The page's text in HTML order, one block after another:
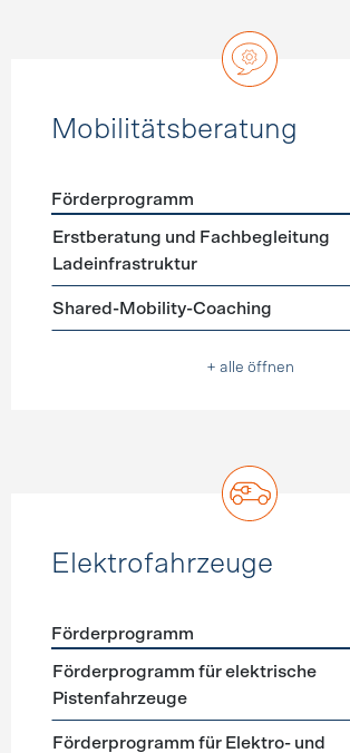
Mobilitätsberatung
Förderprogramme Mobilitätsberatung
Förderprogramm
Erstberatung und Fachbegleitung
Ladeinfrastruktur
Shared-Mobility-Coaching
+ alle öffnen
Elektrofahrzeuge
Förderprogramme Elektrofahrzeuge
Förderprogramm
Förderprogramm für elektrische
Pistenfahrzeuge
Förderprogramm für Elektro- und